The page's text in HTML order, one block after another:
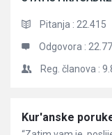
Pitanja : 22.415
Odgovora :
Reg. članova :
Članci
Kur'anske